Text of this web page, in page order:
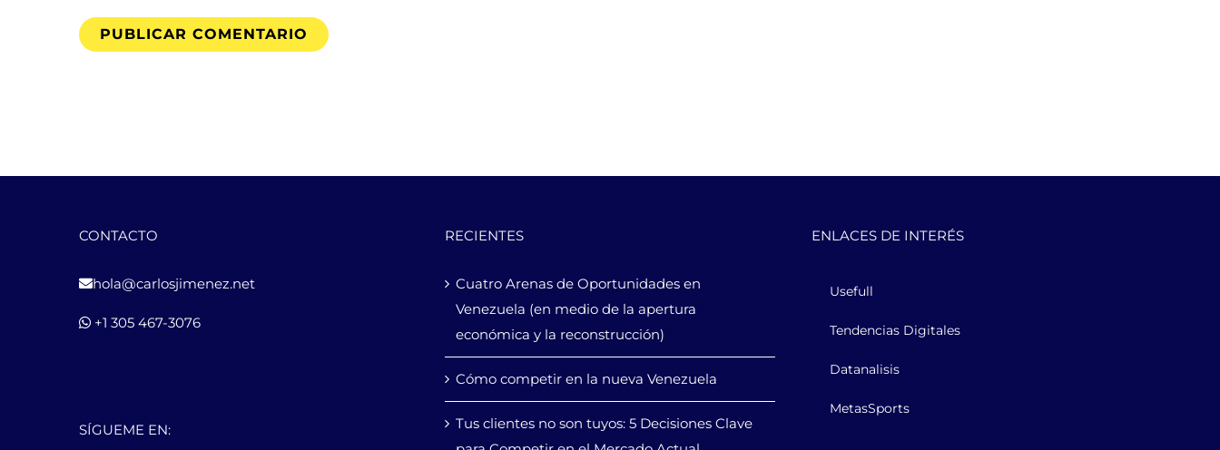
CONTACTO
hola@carlosjimenez.net
+1 305 467-3076
SÍGUEME EN:
RECIENTES
Cuatro Arenas de Oportunidades en
Venezuela (en medio de la apertura
económica y la reconstrucción)
Cómo competir en la nueva Venezuela
Tus clientes no son tuyos: 5 Decisiones Clave
ENLACES DE INTERÉS
Usefull
Tendencias Digitales
Datanalisis
MetasSports